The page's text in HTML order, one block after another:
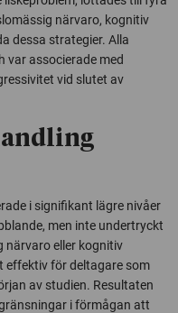
närvaro, kognitiv
dessa strategier. Alla
var associerade med
vid slutet av
i signifikant lägre nivåer
men inte undertryckt
närvaro eller kognitiv
effektiv för deltagare som
av studien. Resultaten
i förmågan att